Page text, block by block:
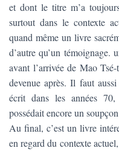
et dont le titre m’a
surtout dans le contexte
quand même un livre
d’autre qu’un témoignage.
avant l’arrivée de Mao
devenue après. Il faut
écrit dans les années
possédait encore un
Au final, c’est un livre
en regard du contexte